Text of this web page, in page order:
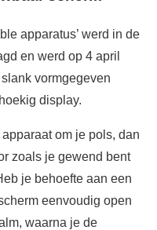
apparatus’ werd in de
en werd op 4 april
vormgegeven
display.
om je pols, dan
zoals je gewend bent
je behoefte aan een
eenvoudig open
waarna je de